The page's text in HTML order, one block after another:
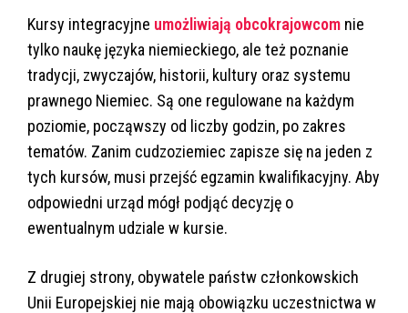
Kursy integracyjne umożliwiają obcokrajowcom nie
tylko naukę języka niemieckiego, ale też poznanie
tradycji, zwyczajów, historii, kultury oraz systemu
prawnego Niemiec. Są one regulowane na każdym
poziomie, począwszy od liczby godzin, po zakres
tematów. Zanim cudzoziemiec zapisze się na jeden z
tych kursów, musi przejść egzamin kwalifikacyjny. Aby
odpowiedni urząd mógł podjąć decyzję o
ewentualnym udziale w kursie.
Z drugiej strony, obywatele państw członkowskich
Unii Europejskiej nie mają obowiązku uczestnictwa w